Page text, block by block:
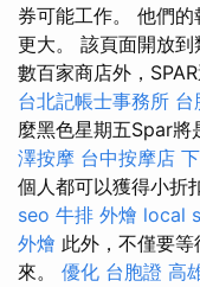
券可能工作。 他們
更大。 該頁面開放
數百家商店外，
台北記帳士事務所 台
麼黑色星期五Spar將
澤按摩 台中按摩店
個人都可以獲得小折
seo 牛排 外燴 local
外燴 此外，不僅要
來。 優化 台胞證 高